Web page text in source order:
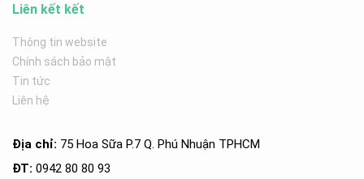
Liên kết kết
Thông tin website
Chính sách bảo mật
Tin tức
Liên hệ
Địa chỉ: 75 Hoa Sữa P.7 Q. Phú Nhuận TPHCM
ĐT: 0942 80 80 93